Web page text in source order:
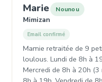
Marie, Nounou à
Mimizan
Nounou
Email confirmé
Mamie retraitée de 9
loulous. Lundi de 8h à
Mercredi de 8h à 20h (3